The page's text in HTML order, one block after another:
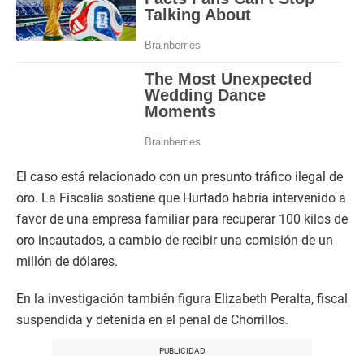
El caso está relacionado con un presunto tráfico ilegal de
oro. La Fiscalía sostiene que Hurtado habría intervenido a
favor de una empresa familiar para recuperar 100 kilos de
oro incautados, a cambio de recibir una comisión de un
millón de dólares.
En la investigación también figura Elizabeth Peralta, fiscal
suspendida y detenida en el penal de Chorrillos.